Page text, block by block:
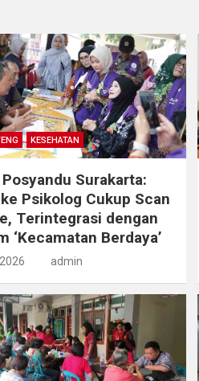
KESEHATAN
Surakarta:
Psikolog Cukup Scan
Terintegrasi dengan
‘Kecamatan Berdaya’
admin